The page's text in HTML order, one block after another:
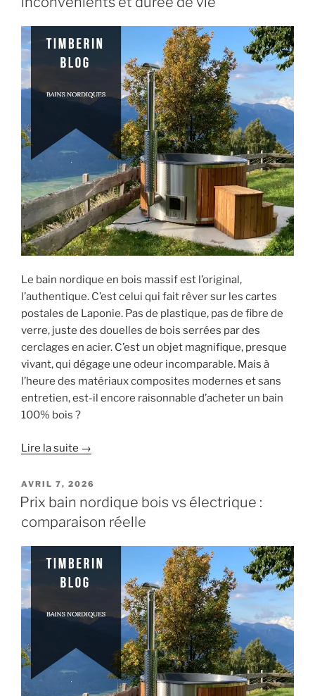
Le bain nordique en bois massif est l’original,
l’authentique. C’est celui qui fait rêver sur les cartes
postales de Laponie. Pas de plastique, pas de fibre de
verre, juste des douelles de bois serrées par des
cerclages en acier. C’est un objet magnifique, presque
vivant, qui dégage une odeur incomparable. Mais à
l’heure des matériaux composites modernes et sans
entretien, est-il encore raisonnable d’acheter un bain
100% bois ?
Lire la suite →
PUBLIÉ
LE
AVRIL 7, 2026
Prix bain nordique bois vs électrique :
comparaison réelle